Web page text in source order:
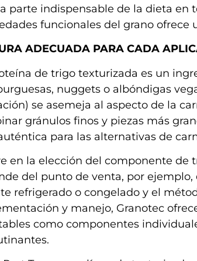
parte indispensable de la dieta en
funcionales del grano ofrece
ADECUADA PARA CADA
de trigo texturizada es un
nuggets o albóndigas
se asemeja al aspecto de la
gránulos finos y piezas más
para las alternativas de
en la elección del componente
del punto de venta, por ejemplo,
refrigerado o congelado y el
y manejo, Granotec
como componentes